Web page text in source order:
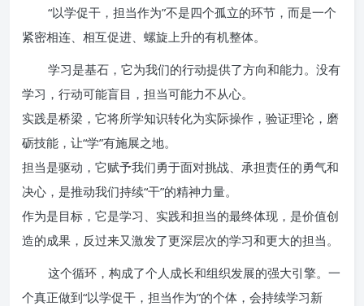
“以学促干，担当作为”不是四个孤立的环节，而是一个
紧密相连、相互促进、螺旋上升的有机整体。
学习是基石，它为我们的行动提供了方向和能力。没有
学习，行动可能盲目，担当可能力不从心。
实践是桥梁，它将所学知识转化为实际操作，验证理论，磨
砺技能，让“学”有施展之地。
担当是驱动，它赋予我们勇于面对挑战、承担责任的勇气和
决心，是推动我们持续“干”的精神力量。
作为是目标，它是学习、实践和担当的最终体现，是价值创
造的成果，反过来又激发了更深层次的学习和更大的担当。
这个循环，构成了个人成长和组织发展的强大引擎。一
个真正做到“以学促干，担当作为”的个体，会持续学习新